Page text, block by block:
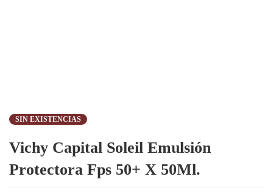
SIN EXISTENCIAS
Vichy Capital Soleil Emulsión
Protectora Fps 50+ X 50Ml.